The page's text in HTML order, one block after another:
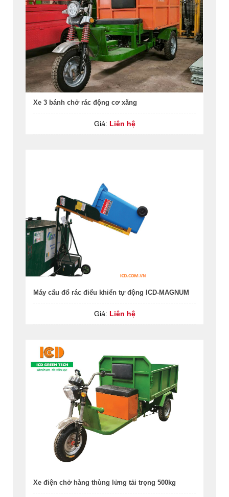
Xe 3 bánh chở rác động cơ xăng
Giá: Liên hệ
Máy cẩu đổ rác điểu khiển tự động ICD-MAGNUM
Giá: Liên hệ
Xe điện chở hàng thùng lửng tải trọng 500kg